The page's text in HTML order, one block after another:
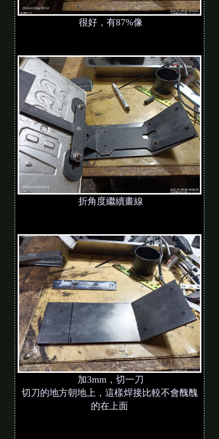
很好，有87%像
折角度繼續畫線
加3mm，切一刀
切刀的地方朝地上，這樣焊接比較不會醜醜
的在上面